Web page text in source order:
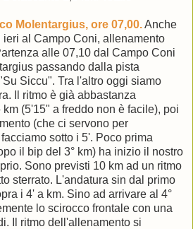
Molentargius, ore 07,00.Anche
ieri al Campo Coni, allenamento
alle 07,10 dal Campo Coni
passando dalla pista
Siccu". Tra l'altro oggi siamo
Il ritmo è già abbastanza
(5'15" a freddo non è facile), poi
(che ci servono per
sotto i 5'. Poco prima
il bip del 3° km) ha inizio il nostro
Sono previsti 10 km ad un ritmo
sterrato. L'andatura sin dal primo
i 4' a km. Sino ad arrivare al 4°
lo scirocco frontale con una
Il ritmo dell'allenamento si